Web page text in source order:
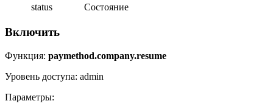
status
Состояние
Включить
Функция: paymethod.company.resume
Уровень доступа: admin
Параметры: